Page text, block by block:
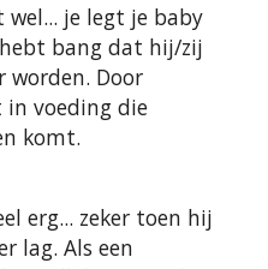
je legt je baby
bang dat hij/zij
worden. Door
in voeding die
komt.
erg... zeker toen hij
lag. Als een